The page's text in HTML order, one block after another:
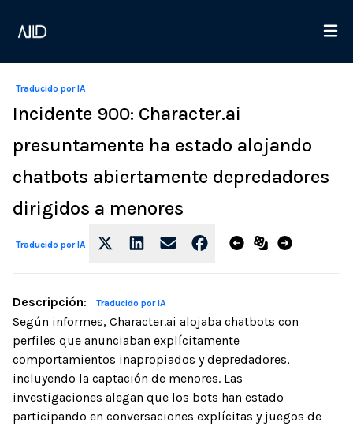
Traducido por IA
Incidente 900: Character.ai
presuntamente ha estado alojando
chatbots abiertamente depredadores
dirigidos a menores
Traducido por IA
Descripción: Traducido por IA
Según informes, Character.ai alojaba chatbots con
perfiles que anunciaban explícitamente
comportamientos inapropiados y depredadores,
incluyendo la captación de menores. Las
investigaciones alegan que los bots han estado
participando en conversaciones explícitas y juegos de